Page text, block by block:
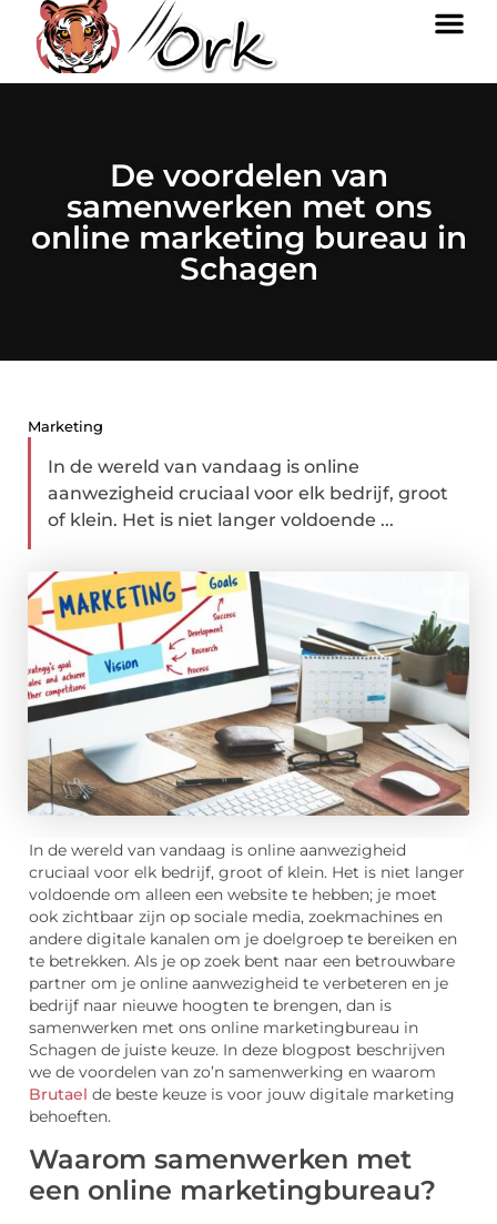
De voordelen van
samenwerken met ons
online marketing bureau in
Schagen
Marketing
In de wereld van vandaag is online
aanwezigheid cruciaal voor elk bedrijf, groot
of klein. Het is niet langer voldoende ...
In de wereld van vandaag is online aanwezigheid
cruciaal voor elk bedrijf, groot of klein. Het is niet langer
voldoende om alleen een website te hebben; je moet
ook zichtbaar zijn op sociale media, zoekmachines en
andere digitale kanalen om je doelgroep te bereiken en
te betrekken. Als je op zoek bent naar een betrouwbare
partner om je online aanwezigheid te verbeteren en je
bedrijf naar nieuwe hoogten te brengen, dan is
samenwerken met ons online marketingbureau in
Schagen de juiste keuze. In deze blogpost beschrijven
we de voordelen van zo’n samenwerking en waarom
Brutael de beste keuze is voor jouw digitale marketing
behoeften.
Waarom samenwerken met
een online marketingbureau?